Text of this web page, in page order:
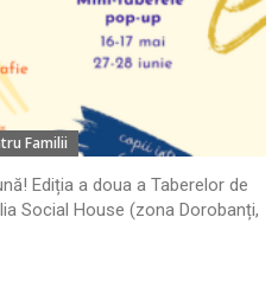
Familii
Ediția a doua a Taberelor de
Social House (zona Dorobanți,